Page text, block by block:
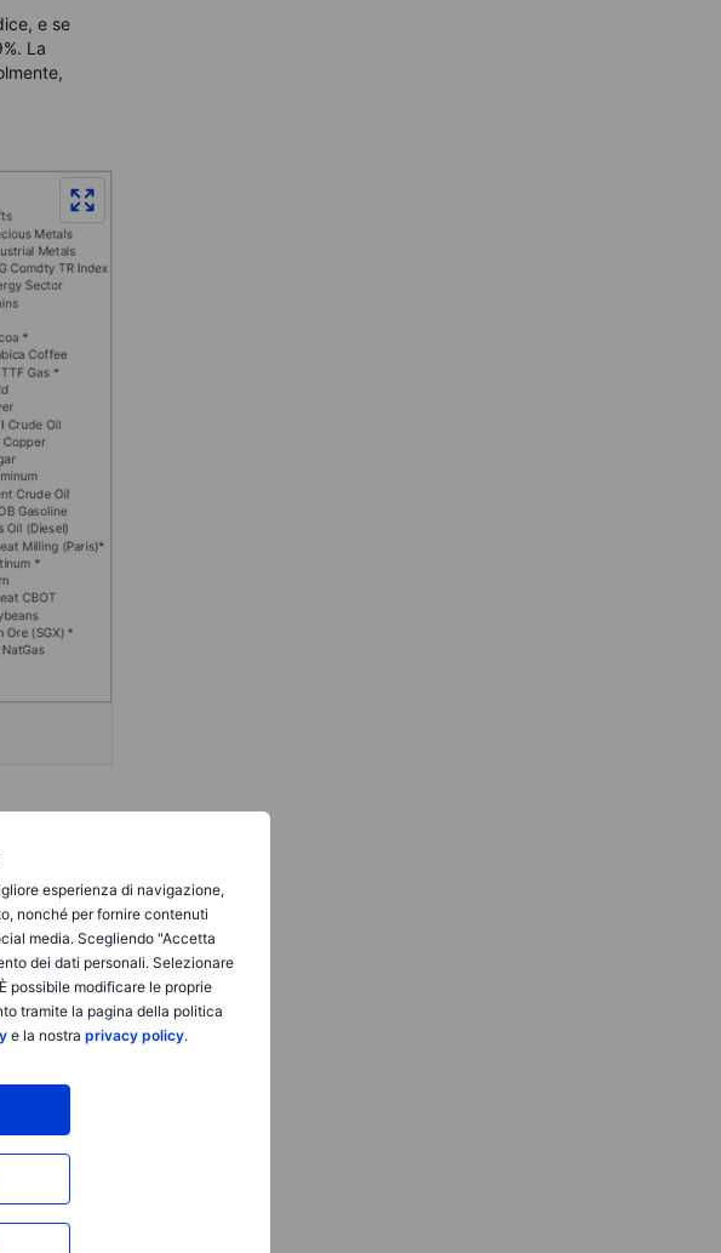
esperienza di navigazione,
nonché per fornire contenuti
media. Scegliendo "Accetta
dei dati personali. Selezionare
possibile modificare le proprie
tramite la pagina della politica
e la nostra privacy policy.
e se
La
soft
per un
all'aumento
l'oro, è
del record
una volta
il